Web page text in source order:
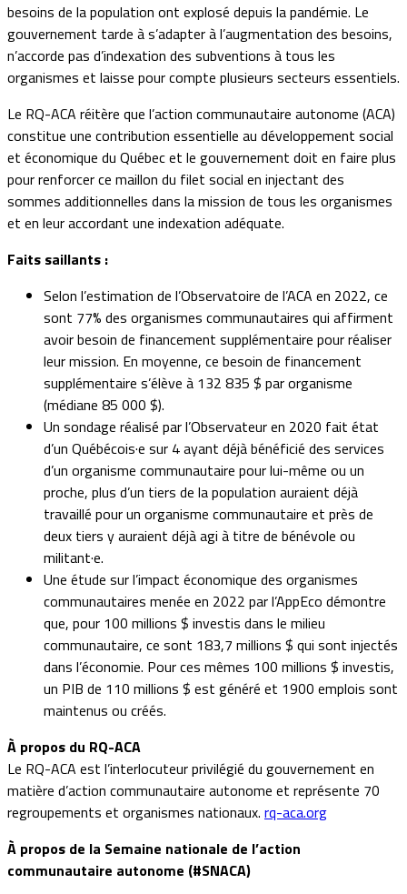
besoins de la population ont explosé depuis la pandémie. Le
gouvernement tarde à s’adapter à l’augmentation des besoins,
n’accorde pas d’indexation des subventions à tous les
organismes et laisse pour compte plusieurs secteurs essentiels.
Le RQ-ACA réitère que l’action communautaire autonome (ACA)
constitue une contribution essentielle au développement social
et économique du Québec et le gouvernement doit en faire plus
pour renforcer ce maillon du filet social en injectant des
sommes additionnelles dans la mission de tous les organismes
et en leur accordant une indexation adéquate.
Faits saillants :
Selon l’estimation de l’Observatoire de l’ACA en 2022, ce
sont 77% des organismes communautaires qui affirment
avoir besoin de financement supplémentaire pour réaliser
leur mission. En moyenne, ce besoin de financement
supplémentaire s’élève à 132 835 $ par organisme
(médiane 85 000 $).
Un sondage réalisé par l’Observateur en 2020 fait état
d’un Québécois·e sur 4 ayant déjà bénéficié des services
d’un organisme communautaire pour lui-même ou un
proche, plus d’un tiers de la population auraient déjà
travaillé pour un organisme communautaire et près de
deux tiers y auraient déjà agi à titre de bénévole ou
militant·e.
Une étude sur l’impact économique des organismes
communautaires menée en 2022 par l’AppEco démontre
que, pour 100 millions $ investis dans le milieu
communautaire, ce sont 183,7 millions $ qui sont injectés
dans l’économie. Pour ces mêmes 100 millions $ investis,
un PIB de 110 millions $ est généré et 1900 emplois sont
maintenus ou créés.
À propos du RQ-ACA
Le RQ-ACA est l’interlocuteur privilégié du gouvernement en
matière d’action communautaire autonome et représente 70
regroupements et organismes nationaux. rq-aca.org
À propos de la Semaine nationale de l’action
communautaire autonome (#SNACA)